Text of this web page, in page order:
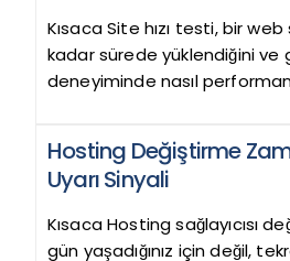
Kısaca Site hızı testi, bir web
kadar sürede yüklendiğini ve
deneyiminde nasıl
Hosting Değiştirme
Uyarı Sinyali
Kısaca Hosting sağlayıcısı
gün yaşadığınız için değil,